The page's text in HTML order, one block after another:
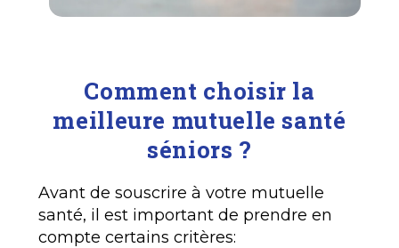
Comment choisir la
meilleure mutuelle santé
séniors ?
Avant de souscrire à votre mutuelle
santé, il est important de prendre en
compte certains critères: